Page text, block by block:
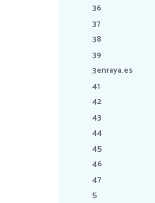
36
37
38
39
3enraya.es
41
42
43
44
45
46
47
5